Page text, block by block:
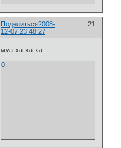
Поделиться 21
2008-
12-07 23:48:27
муа-ха-ха-ха
0